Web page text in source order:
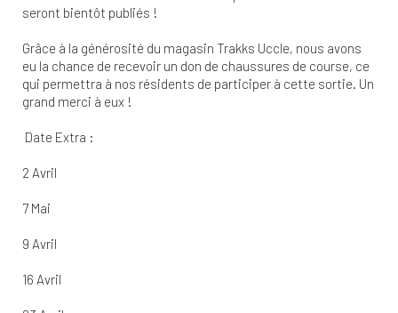
seront bientôt publiés !
Grâce à la générosité du magasin Trakks Uccle, nous avons
eu la chance de recevoir un don de chaussures de course, ce
qui permettra à nos résidents de participer à cette sortie. Un
grand merci à eux !
Date Extra :
2 Avril
7 Mai
9 Avril
16 Avril